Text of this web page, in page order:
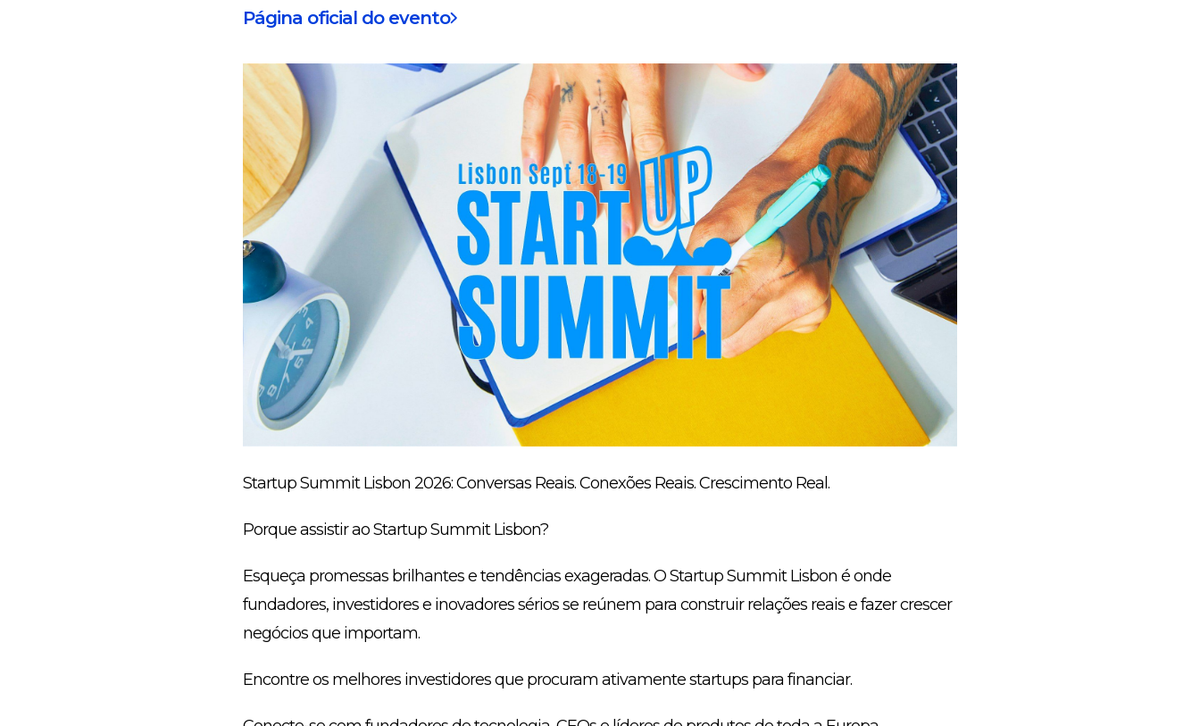
Página oficial do evento
Startup Summit Lisbon 2026: Conversas Reais. Conexões Reais. Crescimento Real.
Porque assistir ao Startup Summit Lisbon?
Esqueça promessas brilhantes e tendências exageradas. O Startup Summit Lisbon é onde
fundadores, investidores e inovadores sérios se reúnem para construir relações reais e fazer crescer
negócios que importam.
Encontre os melhores investidores que procuram ativamente startups para financiar.